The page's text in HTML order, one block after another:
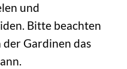
und
Bitte beachten
der Gardinen das